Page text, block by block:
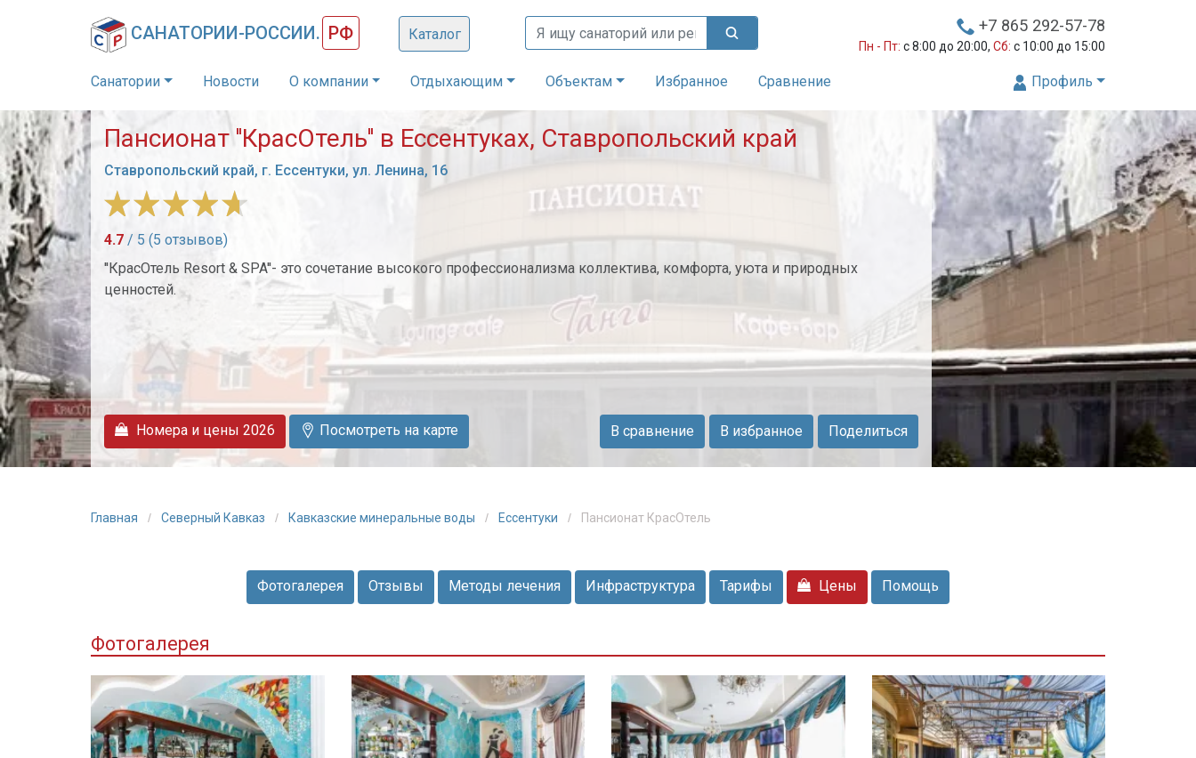
САНАТОРИИ-РОССИИ. РФ Каталог +7 865 292-57-78
Пн - Пт: с 8:00 до 20:00, Сб: с 10:00 до 15:00
Санатории Новости О компании Отдыхающим Объектам Избранное Сравнение Профиль
Пансионат ''КрасОтель'' в Ессентуках, Ставропольский край
Ставропольский край, г. Ессентуки, ул. Ленина, 16
4.7 / 5 (5 отзывов)
''КрасОтель Resort & SPA''- это сочетание высокого профессионализма коллектива, комфорта, уюта и природных
ценностей.
Номера и цены 2026 Посмотреть на карте Поделиться
В избранное
В сравнение
Главная Северный Кавказ Кавказские минеральные воды Ессентуки Пансионат КрасОтель
Фотогалерея Отзывы Методы лечения Инфраструктура Тарифы Цены Помощь
Фотогалерея